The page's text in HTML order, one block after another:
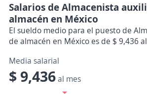
Salarios de Almacenista
almacén en México
El sueldo medio para el puesto de
de almacén en México es de $ 9,436
Media salarial
$ 9,436al mes